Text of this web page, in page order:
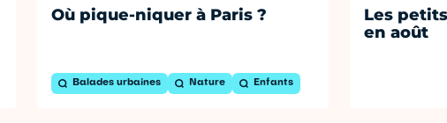
Où pique-niquer à Paris ?
Balades urbaines Nature Enfants
Les
en août